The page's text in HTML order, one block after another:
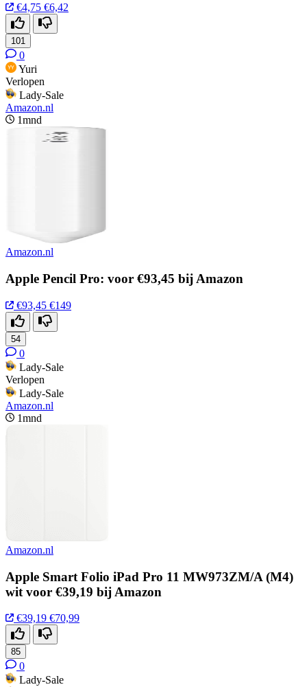
€4,75 €6,42
101
0
Yuri
Verlopen
Lady-Sale
Amazon.nl
1mnd
Amazon.nl
Apple Pencil Pro: voor €93,45 bij Amazon
€93,45 €149
54
0
Lady-Sale
Verlopen
Lady-Sale
Amazon.nl
1mnd
Amazon.nl
Apple Smart Folio iPad Pro 11 MW973ZM/A (M4)
wit voor €39,19 bij Amazon
€39,19 €70,99
85
0
Lady-Sale